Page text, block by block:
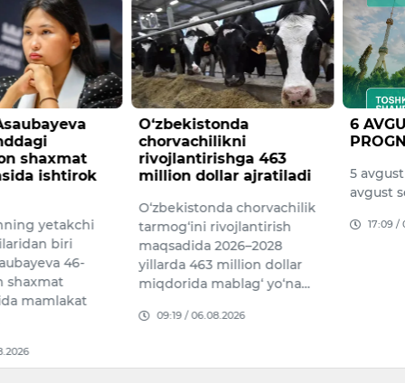
463
ajratiladi
million dollar
yo‘na…
6 AVGUSTGA OB-HAVO
PROGNOZI
5 avgust soat 20 dan 6
17:09 / 05.08.2026
Bu